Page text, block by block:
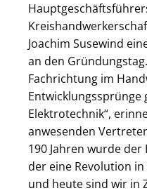
Joachim Susewind
an den
Fachrichtung im
Entwicklungssprünge
Elektrotechnik“,
anwesenden
190 Jahren wurde
der eine Revolution
und heute sind wir in